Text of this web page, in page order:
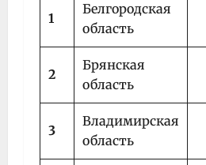
1
Белгородская
область
2
Брянская
область
3
Владимирская
область